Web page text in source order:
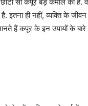
ही नहीं, व्यक्ति के जीवन
हैं कपूर के इन उपायों के बारे